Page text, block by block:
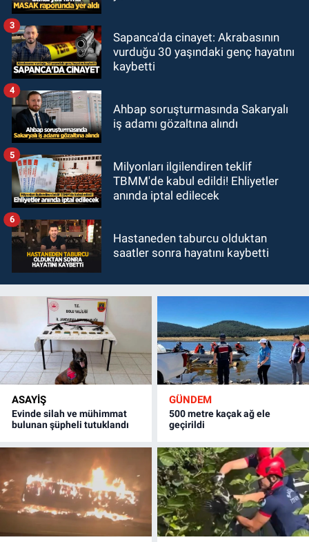
Sapanca'da cinayet: Akrabasının
vurduğu 30 yaşındaki genç hayatını
kaybetti
3
Ahbap soruşturmasında Sakaryalı
iş adamı gözaltına alındı
4
Milyonları ilgilendiren teklif
TBMM'de kabul edildi! Ehliyetler
anında iptal edilecek
5
Hastaneden taburcu olduktan
saatler sonra hayatını kaybetti
6
ASAYİŞ
Evinde silah ve mühimmat
bulunan şüpheli tutuklandı
GÜNDEM
500 metre kaçak ağ ele
geçirildi